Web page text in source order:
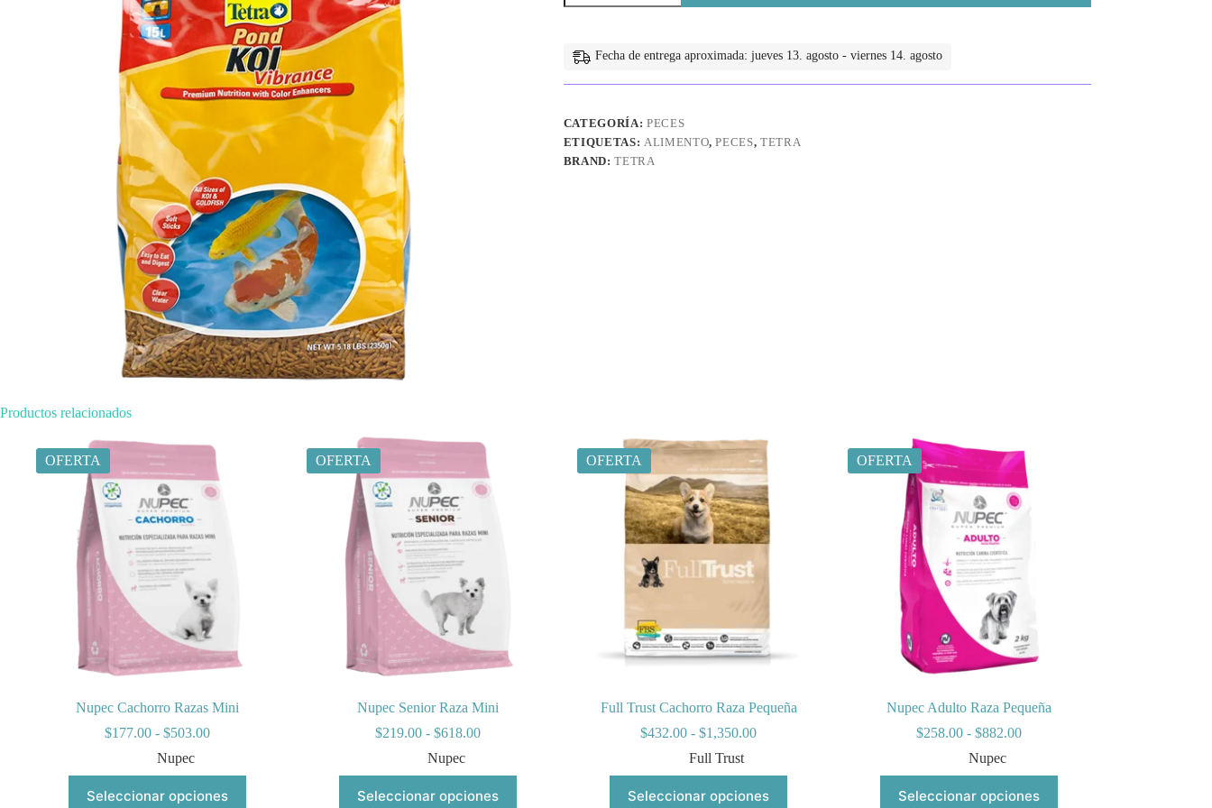
2.35
Fecha de entrega aproximada: jueves 13. agosto - viernes 14. agosto
CATEGORÍA: PECES
ETIQUETAS: ALIMENTO,PECES,TETRA
BRAND:TETRA
Productos relacionados
OFERTA
Nupec Cachorro Razas Mini
$177.00 - $503.00Rango
$177.00
Nupec
Seleccionar opciones
producto
OFERTA
Nupec Senior Raza Mini
$219.00 - $618.00Rango
$219.00
Nupec
Seleccionar opciones
producto
OFERTA
Full Trust Cachorro Raza Pequeña
$432.00 - $1,350.00Rango
$432.00
Full Trust
Seleccionar opciones
producto
OFERTA
Nupec Adulto Raza Pequeña
$258.00 - $882.00Rango
$258.00
Nupec
Seleccionar opciones
producto